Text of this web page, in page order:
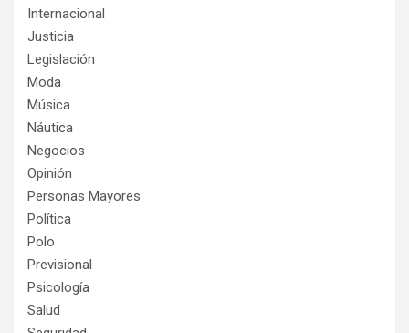
Internacional
Justicia
Legislación
Moda
Música
Náutica
Negocios
Opinión
Personas Mayores
Política
Polo
Previsional
Psicología
Salud